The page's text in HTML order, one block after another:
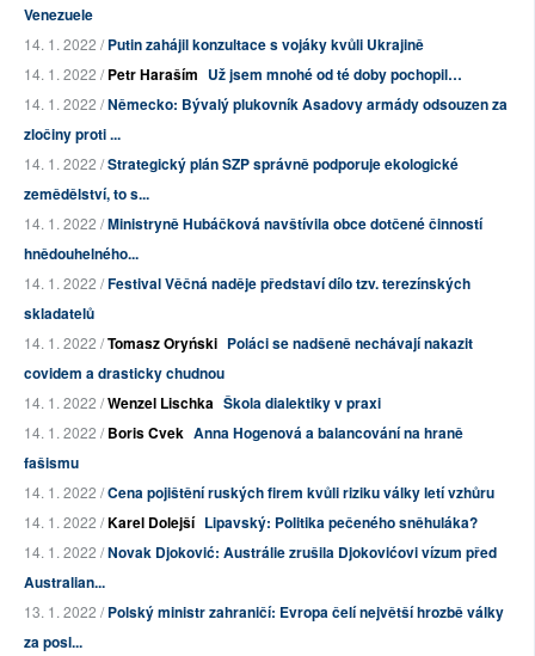
Venezuele
14. 1. 2022 /Putin zahájil konzultace s vojáky kvůli Ukrajině
14. 1. 2022 /Petr Haraším Už jsem mnohé od té doby pochopil…
14. 1. 2022 /Německo: Bývalý plukovník Asadovy armády odsouzen za
zločiny proti ...
14. 1. 2022 /Strategický plán SZP správně podporuje ekologické
zemědělství, to s...
14. 1. 2022 /Ministryně Hubáčková navštívila obce dotčené činností
hnědouhelného...
14. 1. 2022 /Festival Věčná naděje představí dílo tzv. terezínských
skladatelů
14. 1. 2022 /Tomasz Oryński Poláci se nadšeně nechávají nakazit
covidem a drasticky chudnou
14. 1. 2022 /Wenzel Lischka Škola dialektiky v praxi
14. 1. 2022 /Boris Cvek Anna Hogenová a balancování na hraně
fašismu
14. 1. 2022 /Cena pojištění ruských firem kvůli riziku války letí vzhůru
14. 1. 2022 /Karel Dolejší Lipavský: Politika pečeného sněhuláka?
14. 1. 2022 /Novak Djoković: Austrálie zrušila Djokovićovi vízum před
Australian...
13. 1. 2022 /Polský ministr zahraničí: Evropa čelí největší hrozbě války
za posl...